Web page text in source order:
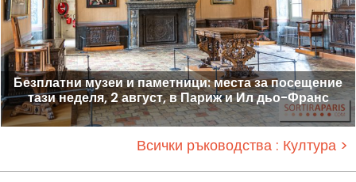
Безплатни музеи и паметници: места за посещение
тази неделя, 2 август, в Париж и Ил дьо-Франс
Всички ръководства : Култура >